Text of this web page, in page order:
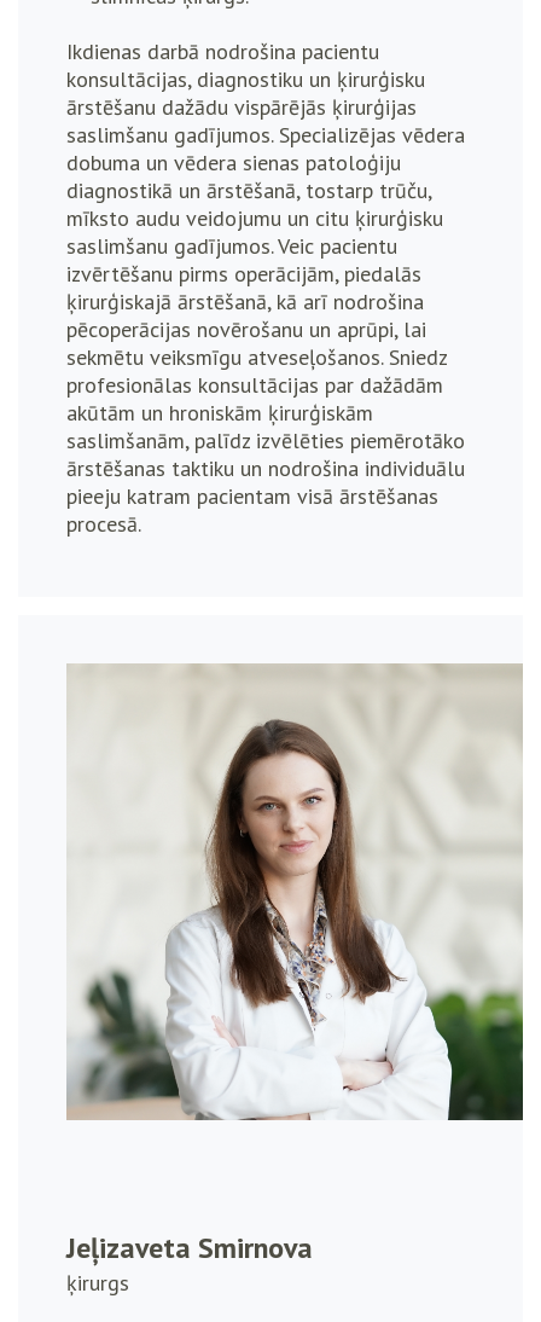
Ikdienas darbā nodrošina pacientu
konsultācijas, diagnostiku un ķirurģisku
ārstēšanu dažādu vispārējās ķirurģijas
saslimšanu gadījumos. Specializējas vēdera
dobuma un vēdera sienas patoloģiju
diagnostikā un ārstēšanā, tostarp trūču,
mīksto audu veidojumu un citu ķirurģisku
saslimšanu gadījumos. Veic pacientu
izvērtēšanu pirms operācijām, piedalās
ķirurģiskajā ārstēšanā, kā arī nodrošina
pēcoperācijas novērošanu un aprūpi, lai
sekmētu veiksmīgu atveseļošanos. Sniedz
profesionālas konsultācijas par dažādām
akūtām un hroniskām ķirurģiskām
saslimšanām, palīdz izvēlēties piemērotāko
ārstēšanas taktiku un nodrošina individuālu
pieeju katram pacientam visā ārstēšanas
procesā.
Jeļizaveta Smirnova
ķirurgs